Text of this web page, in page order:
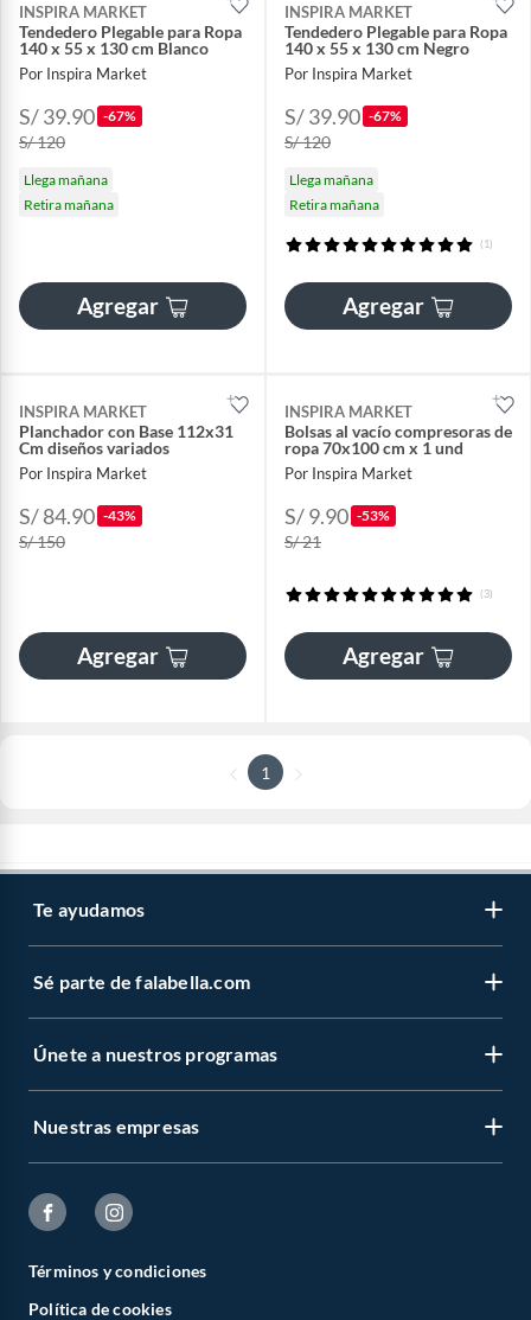
INSPIRA MARKET
Tendedero Plegable para Ropa
140 x 55 x 130 cm Blanco
Por Inspira Market
S/ 39.90 -67%
S/ 120
Llega mañana
Retira mañana
Agregar
INSPIRA MARKET
Tendedero Plegable para Ropa
140 x 55 x 130 cm Negro
Por Inspira Market
S/ 39.90 -67%
S/ 120
Llega mañana
Retira mañana
(1)
Agregar
INSPIRA MARKET
Planchador con Base 112x31
Cm diseños variados
Por Inspira Market
S/ 84.90 -43%
S/ 150
Agregar
INSPIRA MARKET
Bolsas al vacío compresoras de
ropa 70x100 cm x 1 und
Por Inspira Market
S/ 9.90 -53%
S/ 21
(3)
Agregar
1
Te ayudamos
Sé parte de falabella.com
Únete a nuestros programas
Nuestras empresas
Términos y condiciones
Política de cookies